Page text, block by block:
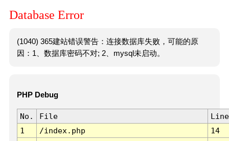
Database Error
(1040) 365建站错误警告：连接数据库失败，可能的原
因：1、数据库密码不对; 2、mysql未启动。
PHP Debug
No. File
Line
1
/index.php 14